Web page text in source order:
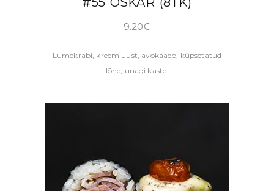
9.20€
Lumekrabi, kreemjuust, avokaado, küpsetatud
lõhe, unagi kaste.